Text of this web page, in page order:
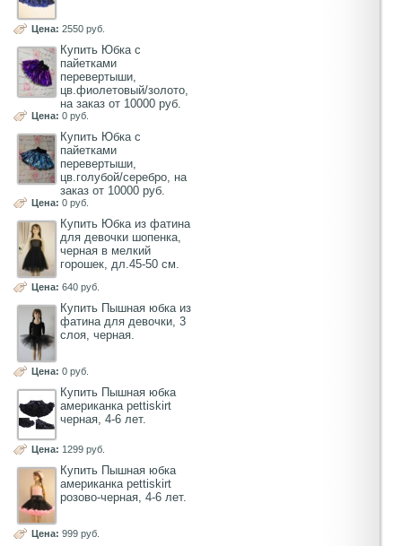
Цена: 2550 руб.
Купить Юбка с
пайетками
перевертыши,
цв.фиолетовый/золото,
на заказ от 10000 руб.
Цена: 0 руб.
Купить Юбка с
пайетками
перевертыши,
цв.голубой/серебро, на
заказ от 10000 руб.
Цена: 0 руб.
Купить Юбка из фатина
для девочки шопенка,
черная в мелкий
горошек, дл.45-50 см.
Цена: 640 руб.
Купить Пышная юбка из
фатина для девочки, 3
слоя, черная.
Цена: 0 руб.
Купить Пышная юбка
американка pettiskirt
черная, 4-6 лет.
Цена: 1299 руб.
Купить Пышная юбка
американка pettiskirt
розово-черная, 4-6 лет.
Цена: 999 руб.